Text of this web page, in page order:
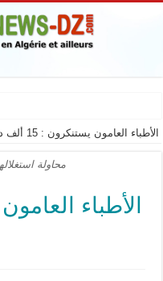
respiratoires.
peuvent être silencieuses
d’un diagnostic précoce
des traitements innovants
qui retardent le diagnostic.
!!! الأطباء العامون يستنكرون : 15 ألف دينار جزائري
محاولة